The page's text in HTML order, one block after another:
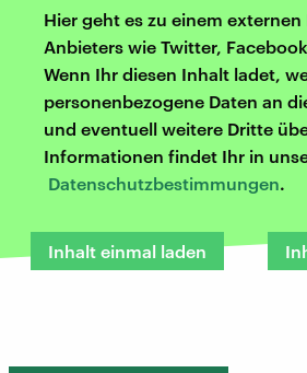
Hier geht es zu einem
Anbieters wie Twitter,
Wenn Ihr diesen Inhalt ladet,
personenbezogene Daten an
und eventuell weitere Dritte
Informationen findet Ihr in
Datenschutzbestimmungen.
Inhalt einmal laden